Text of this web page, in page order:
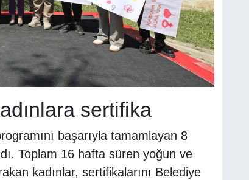
sertifika
başarıyla tamamlayan 8
Toplam 16 hafta süren yoğun ve
kadınlar, sertifikalarını Belediye